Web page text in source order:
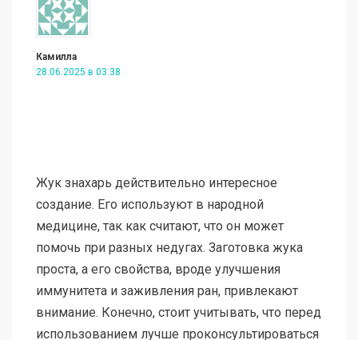
Камилла
28.06.2025 в 03:38
Жук знахарь действительно интересное
создание. Его используют в народной
медицине, так как считают, что он может
помочь при разных недугах. Заготовка жука
проста, а его свойства, вроде улучшения
иммунитета и заживления ран, привлекают
внимание. Конечно, стоит учитывать, что перед
использованием лучше проконсультироваться